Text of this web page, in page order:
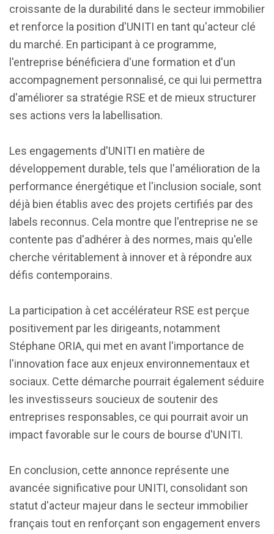
croissante de la durabilité dans le secteur immobilier
et renforce la position d'UNITI en tant qu'acteur clé
du marché. En participant à ce programme,
l'entreprise bénéficiera d'une formation et d'un
accompagnement personnalisé, ce qui lui permettra
d'améliorer sa stratégie RSE et de mieux structurer
ses actions vers la labellisation.
Les engagements d'UNITI en matière de
développement durable, tels que l'amélioration de la
performance énergétique et l'inclusion sociale, sont
déjà bien établis avec des projets certifiés par des
labels reconnus. Cela montre que l'entreprise ne se
contente pas d'adhérer à des normes, mais qu'elle
cherche véritablement à innover et à répondre aux
défis contemporains.
La participation à cet accélérateur RSE est perçue
positivement par les dirigeants, notamment
Stéphane ORIA, qui met en avant l'importance de
l'innovation face aux enjeux environnementaux et
sociaux. Cette démarche pourrait également séduire
les investisseurs soucieux de soutenir des
entreprises responsables, ce qui pourrait avoir un
impact favorable sur le cours de bourse d'UNITI.
En conclusion, cette annonce représente une
avancée significative pour UNITI, consolidant son
statut d'acteur majeur dans le secteur immobilier
français tout en renforçant son engagement envers